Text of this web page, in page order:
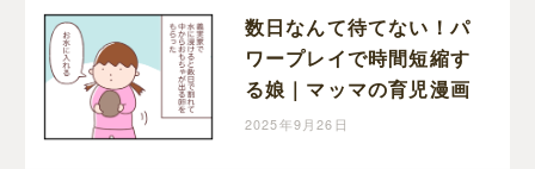
数日なんて待てない！パ
ワープレイで時間短縮す
る娘｜マッマの育児漫画
2025年9月26日